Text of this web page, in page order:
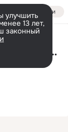
Войти
улучшить
13 лет,
законный
Prototype 1 (Original Mix)